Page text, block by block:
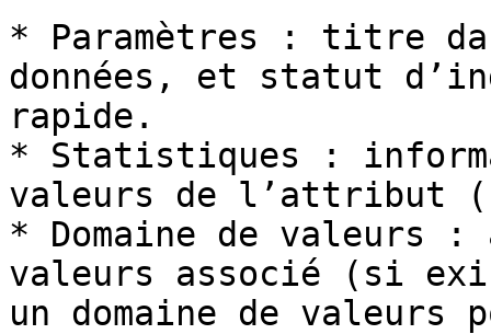
* Paramètres : titre
données, et statut
rapide.
* Statistiques :
valeurs de l’attribut
* Domaine de valeurs
valeurs associé (si
un domaine de